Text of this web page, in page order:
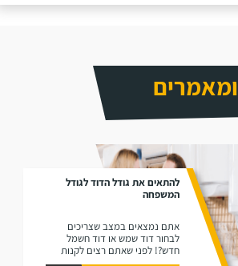
ומאמרים
להתאים את גודל הדוד לגודל
המשפחה
אתם נמצאים במצב שצריכים
לבחור דוד שמש או דוד חשמל
חדש?! לפני שאתם רצים לקנות
דוד תקרו את המאמר זה הוא נותן